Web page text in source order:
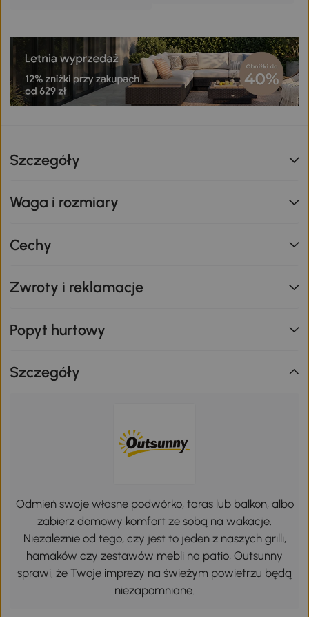
Szczegóły
Waga i rozmiary
Cechy
Zwroty i reklamacje
Popyt hurtowy
Szczegóły
Odmień swoje własne podwórko, taras lub balkon, albo
zabierz domowy komfort ze sobą na wakacje.
Niezależnie od tego, czy jest to jeden z naszych grilli,
hamaków czy zestawów mebli na patio, Outsunny
sprawi, że Twoje imprezy na świeżym powietrzu będą
niezapomniane.